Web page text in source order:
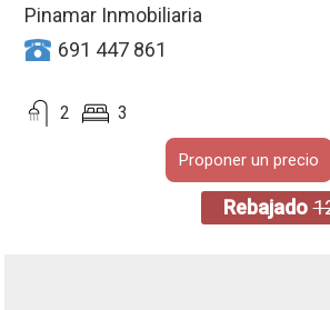
Pinamar Inmobiliaria
691 447 861
2 3
Proponer un precio
Rebajado